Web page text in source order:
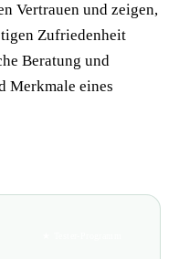
Vertrauen und zeigen,
Zufriedenheit
Beratung und
Merkmale eines